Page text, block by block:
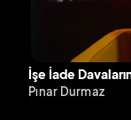
İşe İade
Pınar Durmaz